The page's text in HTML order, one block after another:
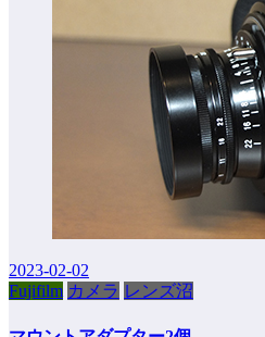
2023-02-02
Fujifilm カメラ レンズ沼